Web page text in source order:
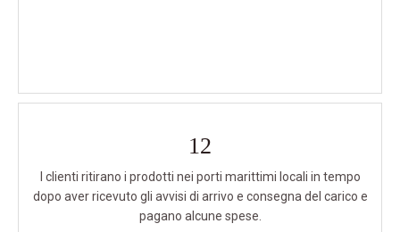
12
I clienti ritirano i prodotti nei porti marittimi locali in tempo
dopo aver ricevuto gli avvisi di arrivo e consegna del carico e
pagano alcune spese.